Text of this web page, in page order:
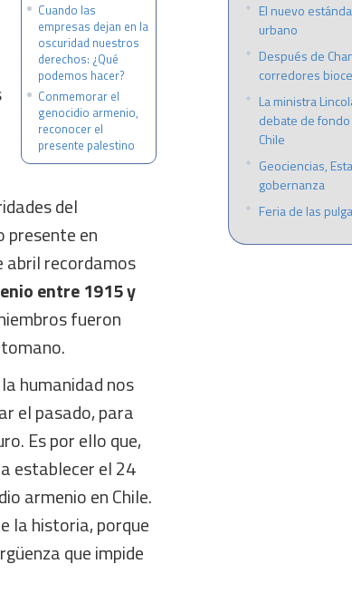
Cuando las
empresas dejan en la
oscuridad nuestros
derechos: ¿Qué
podemos hacer?
Conmemorar el
genocidio armenio,
reconocer el
presente palestino
del
presente en
abril recordamos
entre 1915 y
fueron
humanidad nos
el pasado, para
Es por ello que,
establecer el 24
armenio en Chile.
la historia, porque
que impide
El nuevo
urbano
Después de
corredores
La ministra
debate de
Chile
Geociencias,
gobernanza
Feria de las